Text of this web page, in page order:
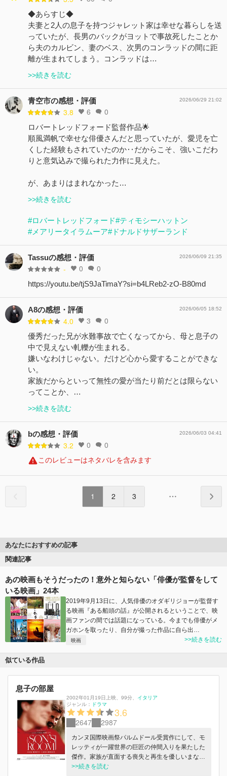
◆あらすじ◆
夫妻と2人の息子を持つジャレット家は幸せな暮らしを送
っていたが、長男のバックがヨットで事故死したことか
ら夫のカルビン、妻のベス、次男のコンラッドの間に距
離が生まれてしまう。コンラッドは…
>>続きを読む
青空市の感想・評価
3.8 6 0
2026/06/29 21:02
ロバートレッドフォード監督作品🌟
順風満帆で幸せな俳優さんだと思っていたが、愛児を亡
くした経験もされていたのか‥だからこそ、強いこだわ
りと意気込みで撮られた力作に見えた。
が、あまりはまれなかった…
>>続きを読む
#ロバートレッドフォード#ティモシーハットン
#メアリータイラムーア#ドナルドサザーランド
Tassuの感想・評価
- 0 0
2026/06/09 21:35
https://youtu.be/tjS9JaTimaY?si=b4LReb2-zO-B80md
A8の感想・評価
4.0 3 0
2026/06/05 18:52
優秀だった兄が水難事故で亡くなってから、母と息子の
中で見えない軋轢が生まれる。
嫌いなわけじゃない。だけど心から愛することができな
い。
家族だからといって無性の愛が当たり前だとは限らない
ってことか、…
>>続きを読む
bの感想・評価
3.2 0 0
2026/06/03 04:41
このレビューはネタバレを含みます
1 2 3
あなたにおすすめの記事
関連記事
あの映画もそうだったの！意外と知らない「俳優が監督をして
いる映画」24本
2019年9月13日に、人気俳優のオダギリジョーが監督す
る映画『ある船頭の話』が公開されるということで、映
画ファンの間では話題になっている。今までも俳優がメ
ガホンを取ったり、自分が撮った作品に自ら出…
映画 >>続きを読む
似ている作品
息子の部屋
2002年01月19日上映 99分
イタリア
ジャンル：
ドラマ
3.6
2647 2987
カンヌ国際映画祭パルムドール受賞作にして、モ
レッティが一躍世界の巨匠の仲間入りを果たした
傑作。家族が直面する喪失と再生を優しいまなざ
しで描く。イタリアの小さな港町で、家族と平穏
>>続きを読む